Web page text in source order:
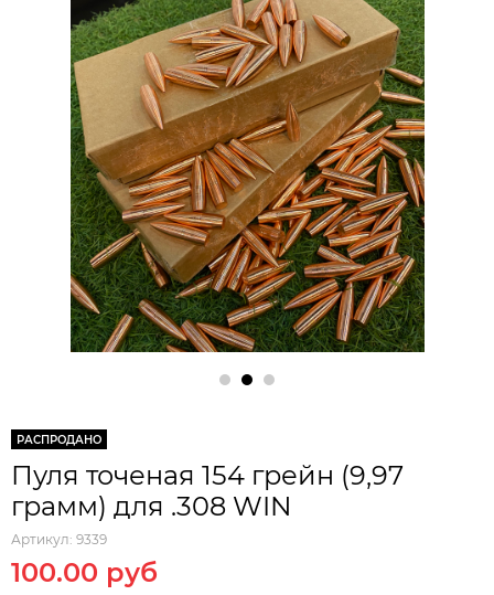
РАСПРОДАНО
Пуля точеная 154 грейн (9,97
грамм) для .308 WIN
Артикул: 9339
100.00 руб